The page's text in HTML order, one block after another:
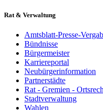
Rat & Verwaltung
Amtsblatt-Presse-
Bündnisse
Bürgermeister
Karriereportal
Neubürgerinformation
Partnerstädte
Rat - Gremien -
Stadtverwaltung
Wahlen